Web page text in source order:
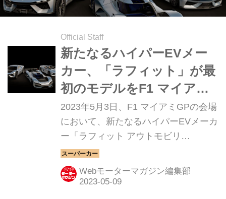
Official Staff
新たなるハイパーEVメー
カー、「ラフィット」が最
初のモデルをF1 マイアミ
GPの会場で発表
2023年5月3日、F1 マイアミGPの会場
において、新たなるハイパーEVメーカ
ー「ラフィット アウトモビリ
（LAFFITE AUTOMOBILI）」は最初
の3モデルと2つのバリエーション、計
5台を同時に発表した。
Webモーターマガジン編集部